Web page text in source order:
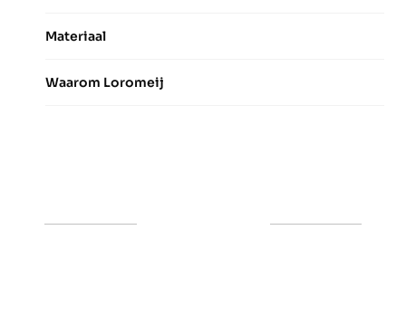
Materiaal
Waarom Loromeij